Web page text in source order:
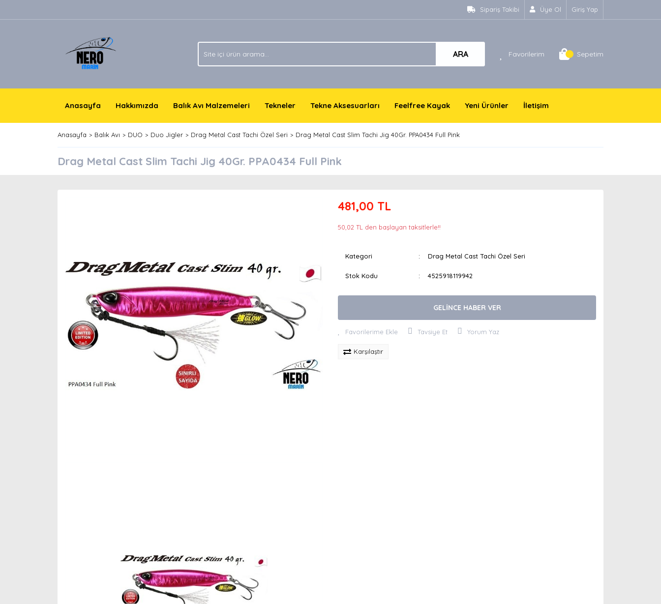
Sipariş Takibi Üye Ol Giriş Yap
ARA Favorilerim Sepetim
Anasayfa Hakkımızda Balık Avı Malzemeleri Tekneler Tekne Aksesuarları Feelfree Kayak Yeni Ürünler İletişim
Anasayfa Balık Avı DUO Duo Jigler Drag Metal Cast Tachi Özel Seri Drag Metal Cast Slim Tachi Jig 40Gr. PPA0434 Full Pink
Drag Metal Cast Slim Tachi Jig 40Gr. PPA0434 Full Pink
481,00 TL
50,02 TL den başlayan taksitlerle!!
Kategori Drag Metal Cast Tachi Özel Seri
Stok Kodu 4525918119942
GELİNCE HABER VER
Tavsiye Et Yorum Yaz
Karşılaştır